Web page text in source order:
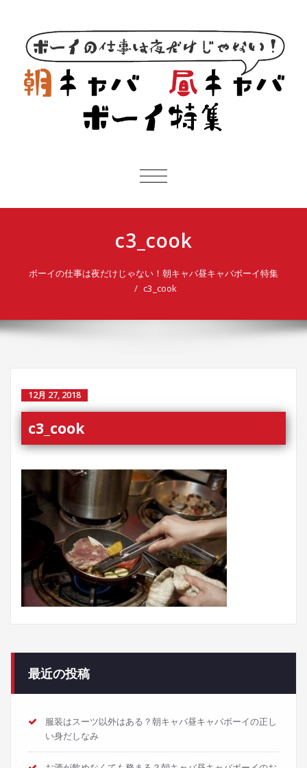
ナ
ョ
を
切
替
c3_cook
ボーイの仕事は夜だけじゃない！朝キャバ昼キャバボーイ特集
c3_cook
12月 27, 2018
c3_cook
最近の投稿
服装はスーツ以外はある？朝キャバ昼キャバボーイの正し
い身だしなみ